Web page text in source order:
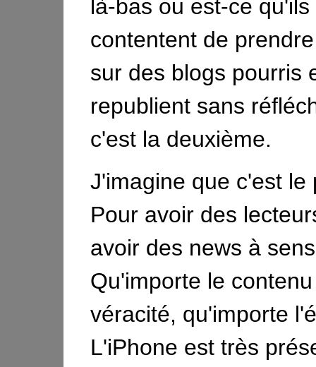
là-bas ou est-ce qu'ils
contentent de
sur des blogs pourris
republient sans
c'est la deuxième.
J'imagine que c'est le
Pour avoir des
avoir des news à
Qu'importe le
véracité, qu'importe
L'iPhone est très